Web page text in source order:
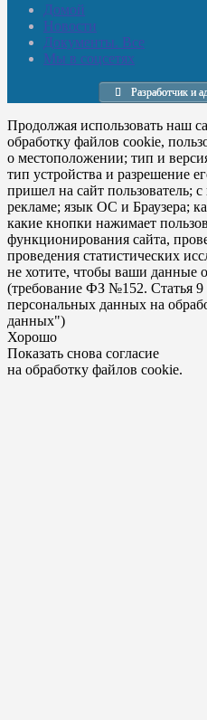
Домой
Новости
Документы. Все
Мы в соцсетях
Разработчик и
Продолжая использовать наш
обработку файлов cookie,
о местоположении; тип и
тип устройства и разрешение
пришел на сайт пользователь;
рекламе; язык ОС и Браузера;
какие кнопки нажимает
функционирования сайта,
проведения статистических
не хотите, чтобы ваши данные
(требование ФЗ №152. Статья 9
персональных данных на
данных")
Хорошо
Показать снова согласие
на обработку файлов cookie.